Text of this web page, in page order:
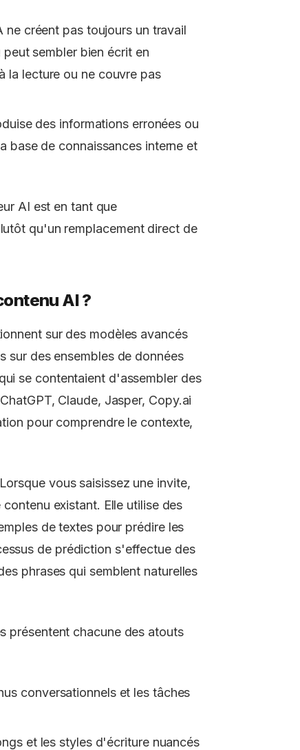
créent pas toujours un travail
sembler bien écrit en
la lecture ou ne couvre pas
des informations erronées ou
base de connaissances interne et
AI est en tant que
qu'un remplacement direct de
AI ?
sur des modèles avancés
sur des ensembles de données
se contentaient d'assembler des
Claude, Jasper, Copy.ai
pour comprendre le contexte,
vous saisissez une invite,
existant. Elle utilise des
de textes pour prédire les
de prédiction s'effectue des
phrases qui semblent naturelles
présentent chacune des atouts
conversationnels et les tâches
et les styles d'écriture nuancés